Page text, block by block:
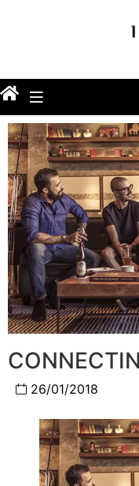
26/01/2018